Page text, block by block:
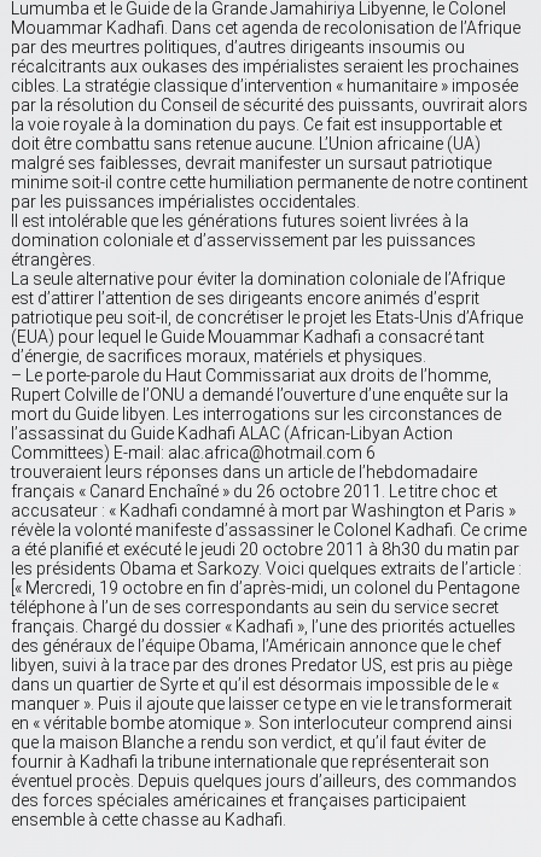
Lumumba et le Guide de la Grande Jamahiriya Libyenne, le Colonel
Mouammar Kadhafi. Dans cet agenda de recolonisation de l’Afrique
par des meurtres politiques, d’autres dirigeants insoumis ou
récalcitrants aux oukases des impérialistes seraient les prochaines
cibles. La stratégie classique d’intervention « humanitaire » imposée
par la résolution du Conseil de sécurité des puissants, ouvrirait alors
la voie royale à la domination du pays. Ce fait est insupportable et
doit être combattu sans retenue aucune. L’Union africaine (UA)
malgré ses faiblesses, devrait manifester un sursaut patriotique
minime soit-il contre cette humiliation permanente de notre continent
par les puissances impérialistes occidentales.
Il est intolérable que les générations futures soient livrées à la
domination coloniale et d’asservissement par les puissances
étrangères.
La seule alternative pour éviter la domination coloniale de l’Afrique
est d’attirer l’attention de ses dirigeants encore animés d’esprit
patriotique peu soit-il, de concrétiser le projet les Etats-Unis d’Afrique
(EUA) pour lequel le Guide Mouammar Kadhafi a consacré tant
d’énergie, de sacrifices moraux, matériels et physiques.
– Le porte-parole du Haut Commissariat aux droits de l’homme,
Rupert Colville de l’ONU a demandé l’ouverture d’une enquête sur la
mort du Guide libyen. Les interrogations sur les circonstances de
l’assassinat du Guide Kadhafi ALAC (African-Libyan Action
Committees) E-mail: alac.africa@hotmail.com 6
trouveraient leurs réponses dans un article de l’hebdomadaire
français « Canard Enchaîné » du 26 octobre 2011. Le titre choc et
accusateur : « Kadhafi condamné à mort par Washington et Paris »
révèle la volonté manifeste d’assassiner le Colonel Kadhafi. Ce crime
a été planifié et exécuté le jeudi 20 octobre 2011 à 8h30 du matin par
les présidents Obama et Sarkozy. Voici quelques extraits de l’article :
[« Mercredi, 19 octobre en fin d’après-midi, un colonel du Pentagone
téléphone à l’un de ses correspondants au sein du service secret
français. Chargé du dossier « Kadhafi », l’une des priorités actuelles
des généraux de l’équipe Obama, l’Américain annonce que le chef
libyen, suivi à la trace par des drones Predator US, est pris au piège
dans un quartier de Syrte et qu’il est désormais impossible de le «
manquer ». Puis il ajoute que laisser ce type en vie le transformerait
en « véritable bombe atomique ». Son interlocuteur comprend ainsi
que la maison Blanche a rendu son verdict, et qu’il faut éviter de
fournir à Kadhafi la tribune internationale que représenterait son
éventuel procès. Depuis quelques jours d’ailleurs, des commandos
des forces spéciales américaines et françaises participaient
ensemble à cette chasse au Kadhafi.